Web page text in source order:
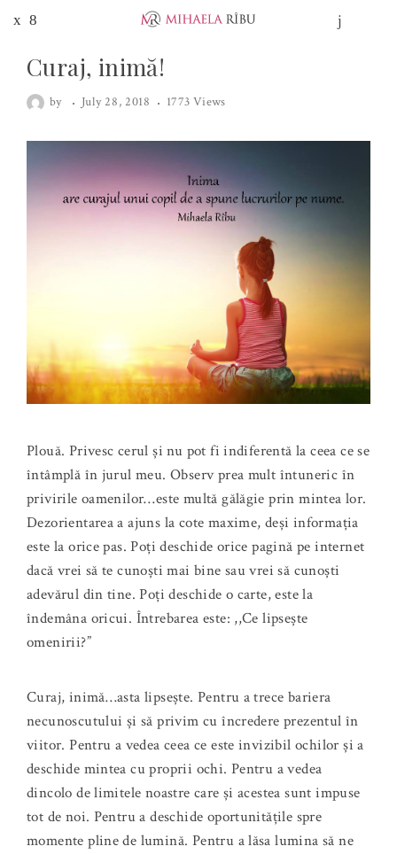
Curaj, inimă!
by July 28, 2018 1773 Views
Plouă. Privesc cerul și nu pot fi indiferentă la ceea ce se
întâmplă în jurul meu. Observ prea mult întuneric în
privirile oamenilor…este multă gălăgie prin mintea lor.
Dezorientarea a ajuns la cote maxime, deși informația
este la orice pas. Poți deschide orice pagină pe internet
dacă vrei să te cunoști mai bine sau vrei să cunoști
adevărul din tine. Poți deschide o carte, este la
îndemâna oricui. Întrebarea este: ,,Ce lipsește
omenirii?”
Curaj, inimă…asta lipsește. Pentru a trece bariera
necunoscutului și să privim cu încredere prezentul în
viitor. Pentru a vedea ceea ce este invizibil ochilor și a
deschide mintea cu proprii ochi. Pentru a vedea
dincolo de limitele noastre care și acestea sunt impuse
tot de noi. Pentru a deschide oportunitățile spre
momente pline de lumină. Pentru a lăsa lumina să ne